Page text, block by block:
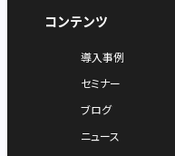
コンテンツ
導入事例
セミナー
ブログ
ニュース